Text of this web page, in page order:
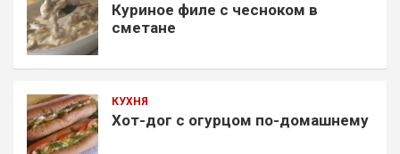
Куриное филе с чесноком в
сметане
КУХНЯ
Хот-дог с огурцом по-домашнему